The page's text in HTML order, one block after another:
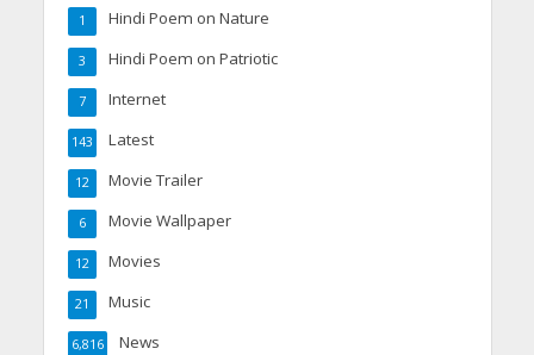
Hindi Poem on Nature
1
Hindi Poem on Patriotic
3
Internet
7
Latest
143
Movie Trailer
12
Movie Wallpaper
6
Movies
12
Music
21
News
6,816